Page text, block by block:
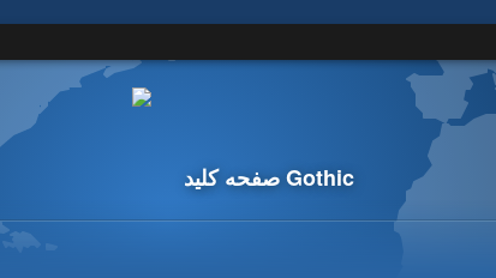
صفحه کلید Gothic